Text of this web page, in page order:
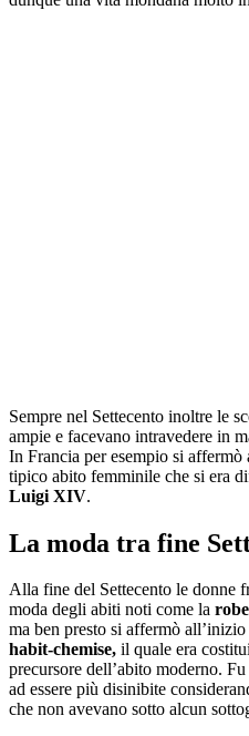
Sempre nel Settecento inoltre le
ampie e facevano intravedere in
In Francia per esempio si affermò
tipico abito femminile che si era
Luigi XIV.
La moda tra fine
Alla fine del Settecento le donne
moda degli abiti noti come la
ma ben presto si affermò
habit-chemise, il quale era
precursore dell’abito moderno.
ad essere più disinibite
che non avevano sotto alcun